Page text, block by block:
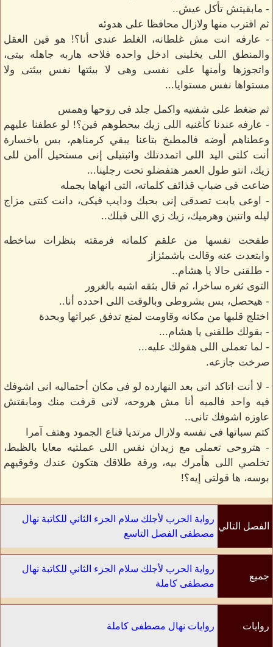
- مابقيتش تأكل عيش..
ثم اقترب منها ولازال محافظا على هدوئه
- عارفه انت مش غلطانه، الغلط عندى أنا؟! هو فين العقل
والمنطق اللى يخلينى ادخل واحده فلاحه هاربه جاهله بيتى،
واتجوزها وأمنها على نفسى وهى لا بيئتها نفس بيئتى ولا
مستواها نفس مستوايا...
ثم ضغط على شفتيه واكمل جلد فى روحها وهمس
- عارفه عندنا كأغنيه اللى زيك بيحطوهم فين؟! لو عطفنا عليهم
وعطناهم أوضه فالمطبخ بتاعنا يبقي كرمناهم، بس ياخسارة
أنت كلتى اليد اللى اتمددتلك واثبتيلى إنى مستحيل أأمن للى
زيك، انتو طول العمر هتفضلو تحت رجلينا...
ضاعت فى ضباب قذائف كلماته، التى انهاها بجمله
- اوعى يابت تصدقى إنى بحبك ودايب فيكى، دانت كنتى مزاج
ليله واتنين وهرميك، زيك زي اللى قبلك..
طفحت نفسها من علقم كلماته فرمقته بنظرات ساخطه
وابتعدت عنه وقالت باشمئزاز
- طلقنى حالا يا هشام..
التوى ثغره ساخرا، ثم قال بثقه اشبه بالغرور
- هيحصل، بس بشروطى وبالوقت اللى احدده أنا..
اختلج قلبها من مكانه وقاومت لمنع تدفق عبراتها وبحدة
- بقولك طلقنى يا هشام...
- لما تعملى اللى هقولك عليه...
صرخت جازعه.
- لا أنت اتاكد انى بعد النهارده لو فى مكان أحتماليه انى اشوفك
فيه واحد فالميه أنا مش هروحه، لانى قرفت منك ومابقتش
عاوزه اشوفك تانى..
كتم سباتها فى نفسه ولازال مرتديا قناع الجمود وهتف آمرا
- هتروحى تعملى مع زيدان نفس اللى عملتيه معايا بالظبط،
تخلصي اللى هأمرك بيه، ورقة طلاقك هتكون عندك وفوقيهم
بوسه، ها قولتى إيه؟!
الفصل التالي
رواية الحرب لأجلك سلام الجزء الثاني للكاتبة نهال
مصطفى الفصل التاسع
جميع
رواية الحرب لأجلك سلام الجزء الثاني للكاتبة نهال
مصطفى كاملة
روايات روايات نهال مصطفى كاملة